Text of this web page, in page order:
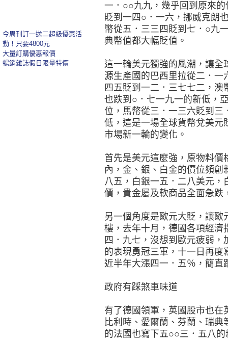
一．○○九九，幾乎回到原來
貶到一四○．一六，挪威克朗
幣從五．三三四貶到七．○九
典幣值都大幅貶值。
這一輪美元獨強的風潮，讓全
源生產國的巴西里拉從二．
四五貶到一二．三七七二，
也跌到○．七一九一的新低，
位，馬幣從三．一三六貶到
低，這是一場全球貨幣兌美元
市場新一輪的變化。
首先是美元這麼強，原物料
內，金、銀、白金的價位頻
八五，白銀一五．二八美元
價，貴金屬及軟商品全面急跌
另一個角度是歐元大貶，讓
樓，去年十月，德國各項經濟
四．九七，沒想到歐元疲弱
的表現勇冠三軍，十一日再
近半年大漲四一．五％，簡直
政府有踩煞車味道
有了德國領軍，英國股市也
比利時、愛爾蘭、芬蘭、瑞
的法國也寫下五○○三．五八
今周刊訂一送二超級優惠活
動！只要4800元
大量訂購優惠報價
暢銷雜誌假日限量特價